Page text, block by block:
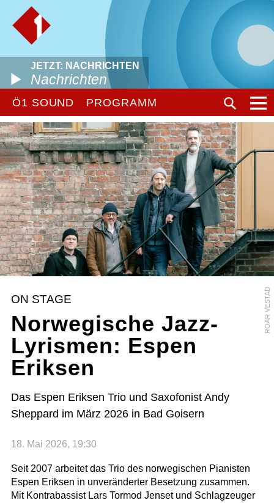
JETZT: NACHRICHTEN
Nachrichten
Ö1 SOUND PROGRAMM
ROAR VESTAD
ON STAGE
Norwegische Jazz-
Lyrismen: Espen
Eriksen
Das Espen Eriksen Trio und Saxofonist Andy
Sheppard im März 2026 in Bad Goisern
18. Mai 2026, 19:30
Seit 2007 arbeitet das Trio des norwegischen Pianisten
Espen Eriksen in unveränderter Besetzung zusammen.
Mit Kontrabassist Lars Tormod Jenset und Schlagzeuger